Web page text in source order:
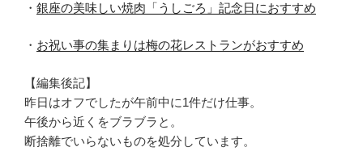
・ 銀座の美味しい焼肉「うしごろ」記念日におすすめ
・ お祝い事の集まりは梅の花レストランがおすすめ
【編集後記】
昨日はオフでしたが午前中に1件だけ仕事。
午後から近くをブラブラと。
断捨離でいらないものを処分しています。